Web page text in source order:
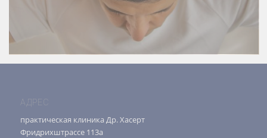
АДРЕС
практическая клиника Др. Хасерт
Фридрихштрассе 113а